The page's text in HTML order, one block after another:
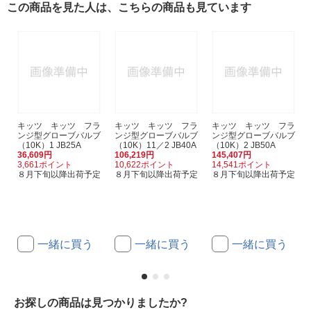
この商品を見た人は、こちらの商品も見ています
キッツ キッツ フラ
ンジ型グローブバルブ
（10K）1 JB25A
36,609円
3,661ポイント
８月下旬以降出荷予定
一緒に買う
キッツ キッツ フラ
ンジ型グローブバルブ
（10K）11／2 JB40A
106,219円
10,622ポイント
８月下旬以降出荷予定
一緒に買う
キッツ キッツ フラ
ンジ型グローブバルブ
（10K）2 JB50A
145,407円
14,541ポイント
８月下旬以降出荷予定
一緒に買う
お探しの商品は見つかりましたか?